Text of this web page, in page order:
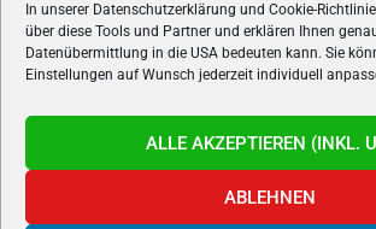
In unserer Datenschutzerklärung und Cookie-
über diese Tools und Partner und erklären Ihnen
Datenübermittlung in die USA bedeuten kann. Sie
Einstellungen auf Wunsch jederzeit individuell
ALLE AKZEPTIEREN (INKL.
ABLEHNEN
FOLGE UNS